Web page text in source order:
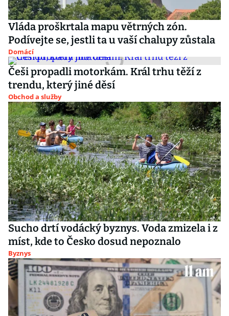
Vláda proškrtala mapu větrných zón.
Podívejte se, jestli ta u vaší chalupy zůstala
Domácí
Češi propadli motorkám. Král trhu těží z
trendu, který jiné děsí
Obchod a služby
Sucho drtí vodácký byznys. Voda zmizela i z
míst, kde to Česko dosud nepoznalo
Byznys